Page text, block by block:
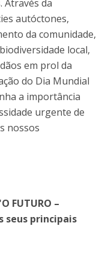
Através da
autóctones,
da comunidade,
local,
em prol da
do Dia Mundial
a importância
urgente de
nossos
FUTURO –
seus principais